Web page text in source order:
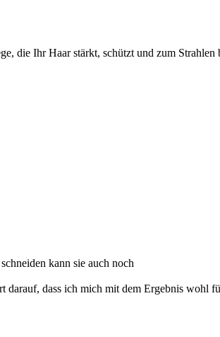
die Ihr Haar stärkt, schützt und zum Strahlen
kann sie auch noch
darauf, dass ich mich mit dem Ergebnis wohl